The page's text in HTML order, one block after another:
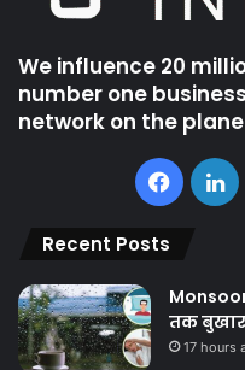
We influence 20
number one
network on the
Recent Posts
तक
17 hours